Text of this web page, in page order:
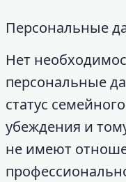
Персональные
Нет
персональные
статус
убеждения и
не имеют